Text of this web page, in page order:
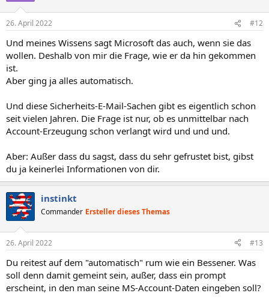
26. April 2022 #12
Und meines Wissens sagt Microsoft das auch, wenn sie das
wollen. Deshalb von mir die Frage, wie er da hin gekommen
ist.
Aber ging ja alles automatisch.
Und diese Sicherheits-E-Mail-Sachen gibt es eigentlich schon
seit vielen Jahren. Die Frage ist nur, ob es unmittelbar nach
Account-Erzeugung schon verlangt wird und und und.
Aber: Außer dass du sagst, dass du sehr gefrustet bist, gibst
du ja keinerlei Informationen von dir.
instinkt
Commander Ersteller dieses Themas
26. April 2022 #13
Du reitest auf dem "automatisch" rum wie ein Bessener. Was
soll denn damit gemeint sein, außer, dass ein prompt
erscheint, in den man seine MS-Account-Daten eingeben soll?